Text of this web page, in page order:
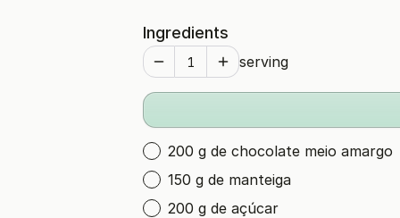
Ingredients
serving
200 g de chocolate meio amargo
150 g de manteiga
200 g de açúcar